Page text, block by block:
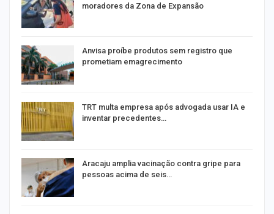
moradores da Zona de Expansão
Anvisa proíbe produtos sem registro que
prometiam emagrecimento
TRT multa empresa após advogada usar IA e
inventar precedentes…
Aracaju amplia vacinação contra gripe para
pessoas acima de seis…